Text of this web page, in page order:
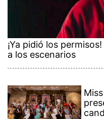
¡Ya pidió los
a los escenarios